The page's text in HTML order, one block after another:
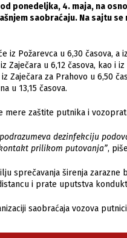
ponedeljka, 4. maja, na
saobraćaju. Na sajtu
iz Požarevca u 6,30 časova, a
u 6,12 časova, kao i
Zaječara za Prahovo u 6,50
u 13,15 časova.
mere zaštite putnika i
dezinfekciju
prilikom putovanja”,
sprečavanja širenja zarazne
i prate uputstva
saobraćaja vozova